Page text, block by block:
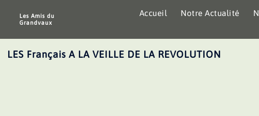
Les Amis du
Grandvaux
Accueil Notre Actualité
LES Français A LA VEILLE DE LA REVOLUTION